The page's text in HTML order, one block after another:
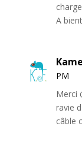
A
PM
Merci
ravie
câble